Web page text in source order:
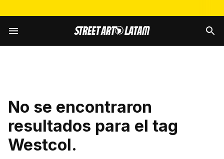
No se encontraron
resultados para el tag
Westcol.